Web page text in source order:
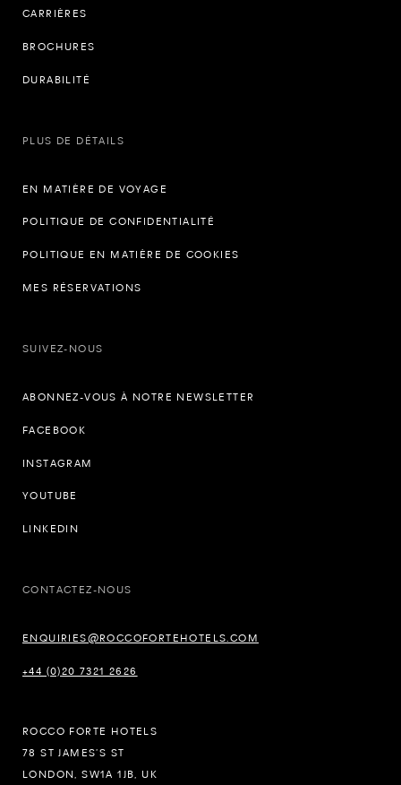
CARRIÈRES
BROCHURES
DURABILITÉ
PLUS DE DÉTAILS
EN MATIÈRE DE VOYAGE
POLITIQUE DE CONFIDENTIALITÉ
POLITIQUE EN MATIÈRE DE COOKIES
MES RÉSERVATIONS
SUIVEZ-NOUS
ABONNEZ-VOUS À NOTRE NEWSLETTER
FACEBOOK
INSTAGRAM
YOUTUBE
LINKEDIN
CONTACTEZ-NOUS
ENQUIRIES@ROCCOFORTEHOTELS.COM
+44 (0)20 7321 2626
ROCCO FORTE HOTELS
78 ST JAMES’S ST
LONDON, SW1A 1JB, UK